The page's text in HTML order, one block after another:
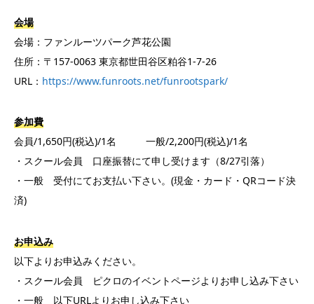
会場
会場：ファンルーツパーク芦花公園
住所：〒157-0063 東京都世田谷区粕谷1-7-26
URL： https://www.funroots.net/funrootspark/
参加費
会員/1,650円(税込)/1名 一般/2,200円(税込)/1名
・スクール会員 口座振替にて申し受けます（8/27引落）
・一般 受付にてお支払い下さい。(現金・カード・QRコード決
済)
お申込み
以下よりお申込みください。
・スクール会員 ピクロのイベントページよりお申し込み下さい
・一般 以下URLよりお申し込み下さい